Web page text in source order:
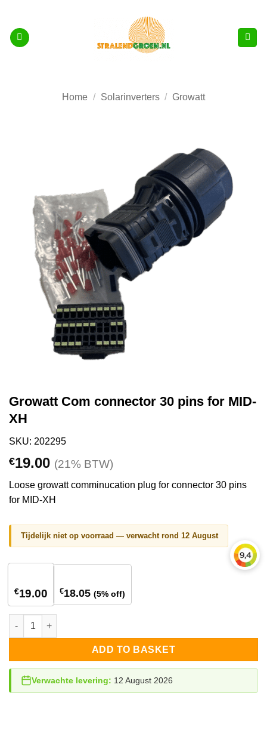
content
Home / Solarinverters / Growatt
Growatt Com connector 30 pins for MID-
XH
SKU: 202295
€19.00 (21% BTW)
Loose growatt comminucation plug for connector 30 pins
for MID-XH
Tijdelijk niet op voorraad — verwacht rond 12 August
€19.00 €18.05 (5% off)
Growatt Com connector 30 pins for MID-XH quantity
ADD TO BASKET
Verwachte levering: 12 August 2026